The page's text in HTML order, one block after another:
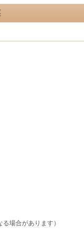
場合があります）